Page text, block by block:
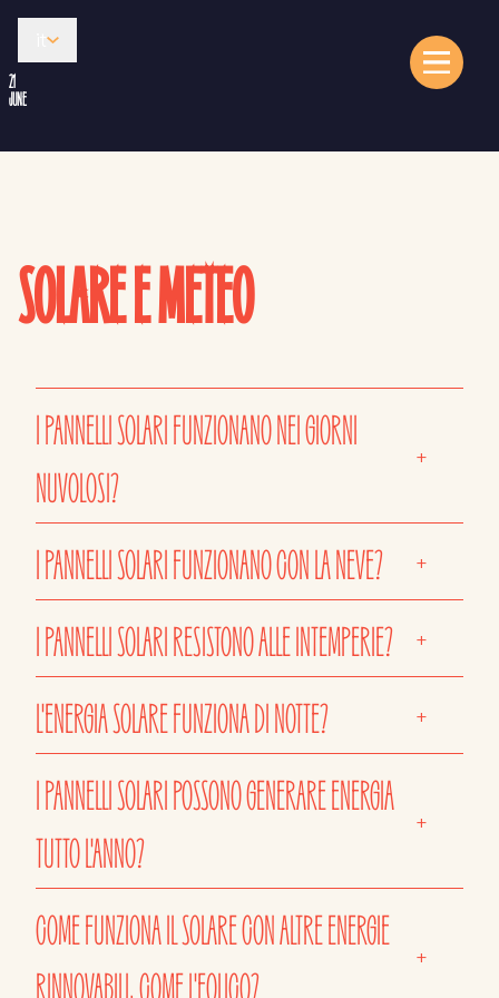
21
JUNE
SOLARE E METEO
I PANNELLI SOLARI FUNZIONANO NEI GIORNI
NUVOLOSI?
+
I PANNELLI SOLARI FUNZIONANO CON LA NEVE? +
I PANNELLI SOLARI RESISTONO ALLE INTEMPERIE? +
L'ENERGIA SOLARE FUNZIONA DI NOTTE? +
I PANNELLI SOLARI POSSONO GENERARE ENERGIA
TUTTO L'ANNO?
+
COME FUNZIONA IL SOLARE CON ALTRE ENERGIE
+